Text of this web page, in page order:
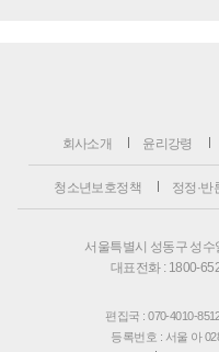
회사소개 윤리강령
청소년보호정책 정정·반
서울특별시 성동구 성
대표전화 : 1800-
편집국 : 070-4010-
등록번호 : 서울 아